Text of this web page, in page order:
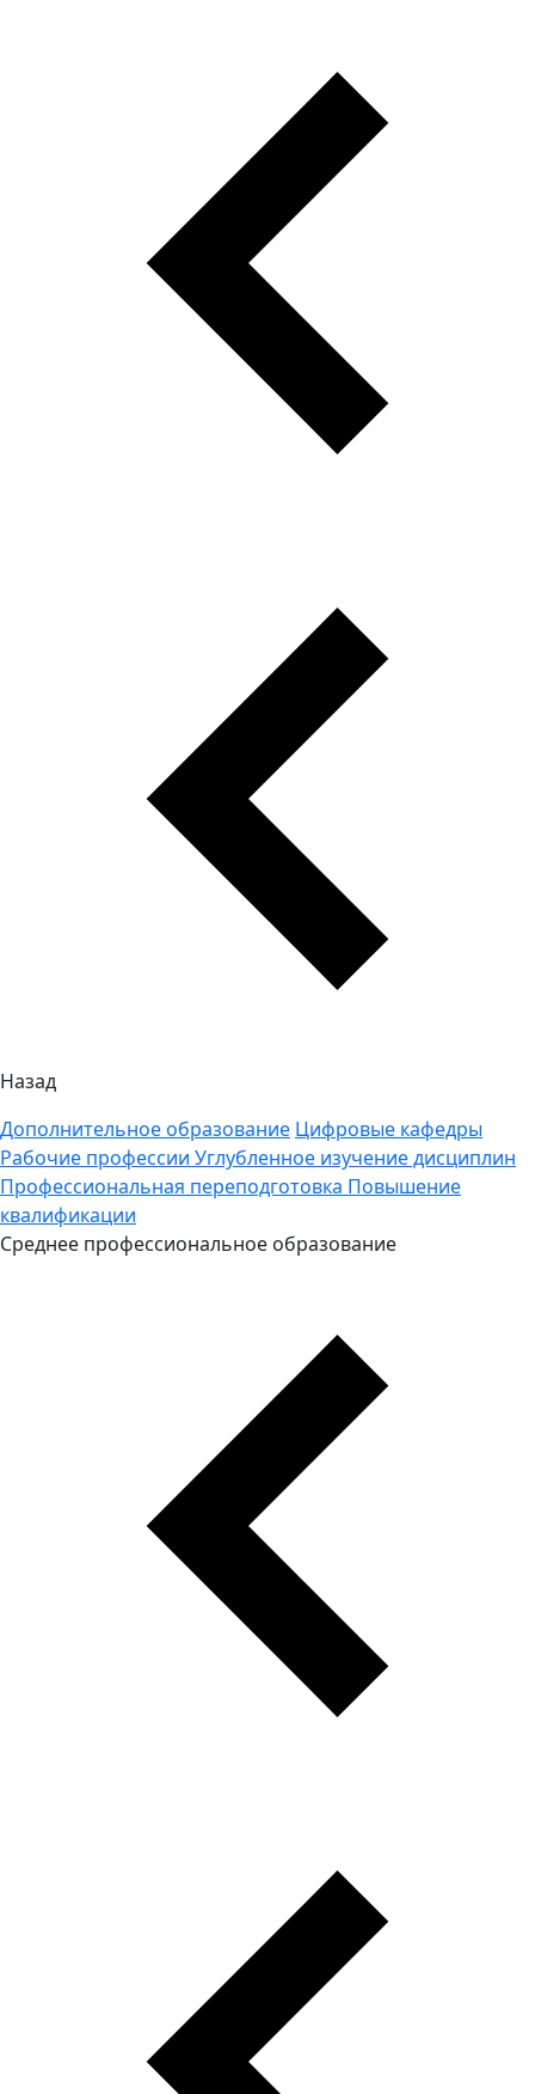
Назад
Дополнительное образование Цифровые кафедры
Рабочие профессии Углубленное изучение дисциплин
Профессиональная переподготовка Повышение
квалификации
Среднее профессиональное образование